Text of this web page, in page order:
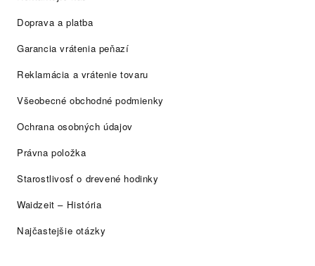
Doprava a platba
Garancia vrátenia peňazí
Reklamácia a vrátenie tovaru
Všeobecné obchodné podmienky
Ochrana osobných údajov
Právna položka
Starostlivosť o drevené hodinky
Waidzeit – História
Najčastejšie otázky